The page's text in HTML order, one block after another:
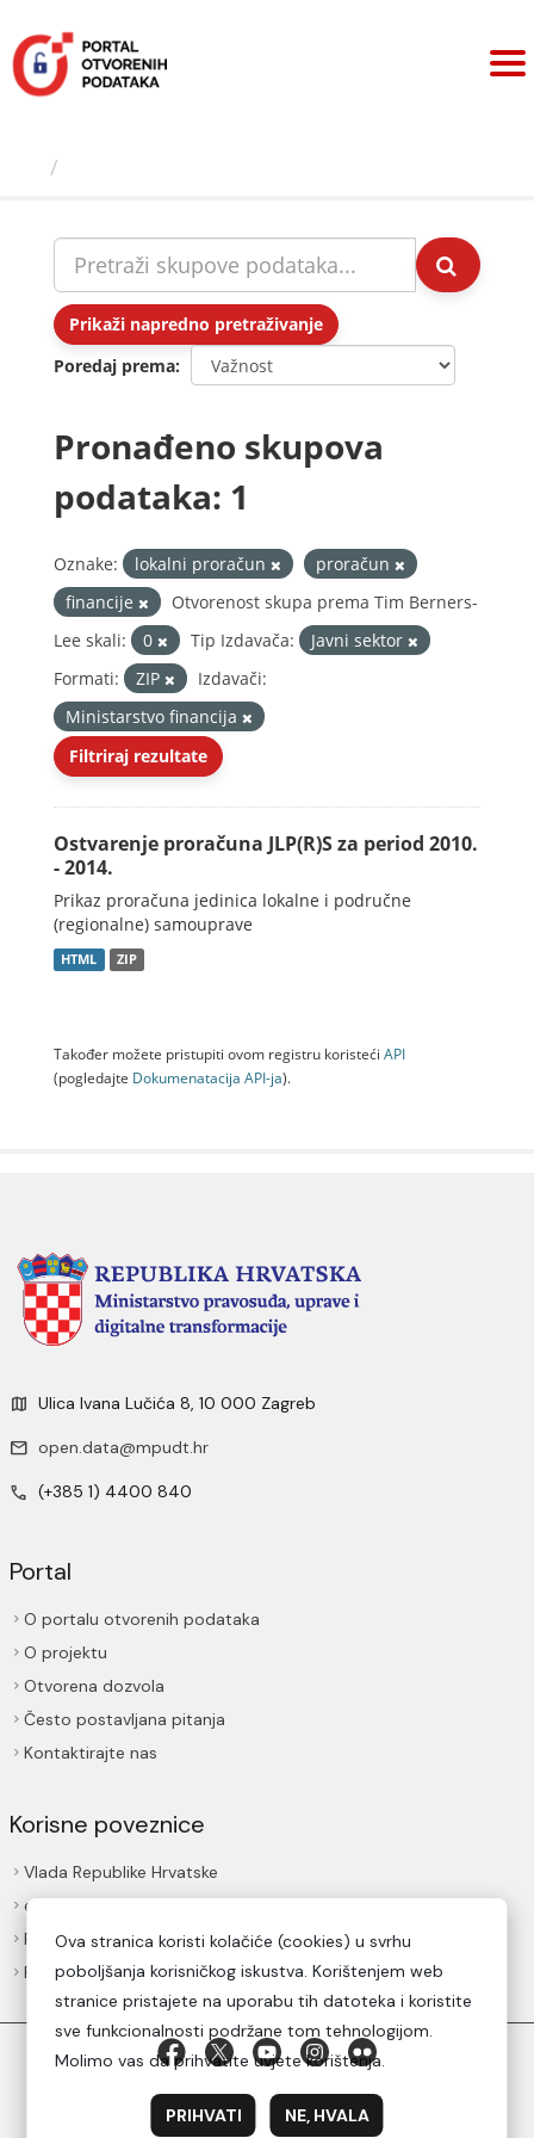
sadržaj
Prikaži napredno pretraživanje
Poredaj prema
Pronađeno skupova
podataka: 1
Oznake: lokalni proračun
proračun
financije
Otvorenost skupa prema Tim Berners-
Lee skali:
0 Tip Izdavača:
Javni sektor
Formati:
ZIP
Izdavači:
Ministarstvo financija
Filtriraj rezultate
Ostvarenje proračuna JLP(R)S za period 2010.
- 2014.
Prikaz proračuna jedinica lokalne i područne
(regionalne) samouprave
HTML ZIP
Također možete pristupiti ovom registru koristeći API
(pogledajte Dokumenаtаcijа API-jа).